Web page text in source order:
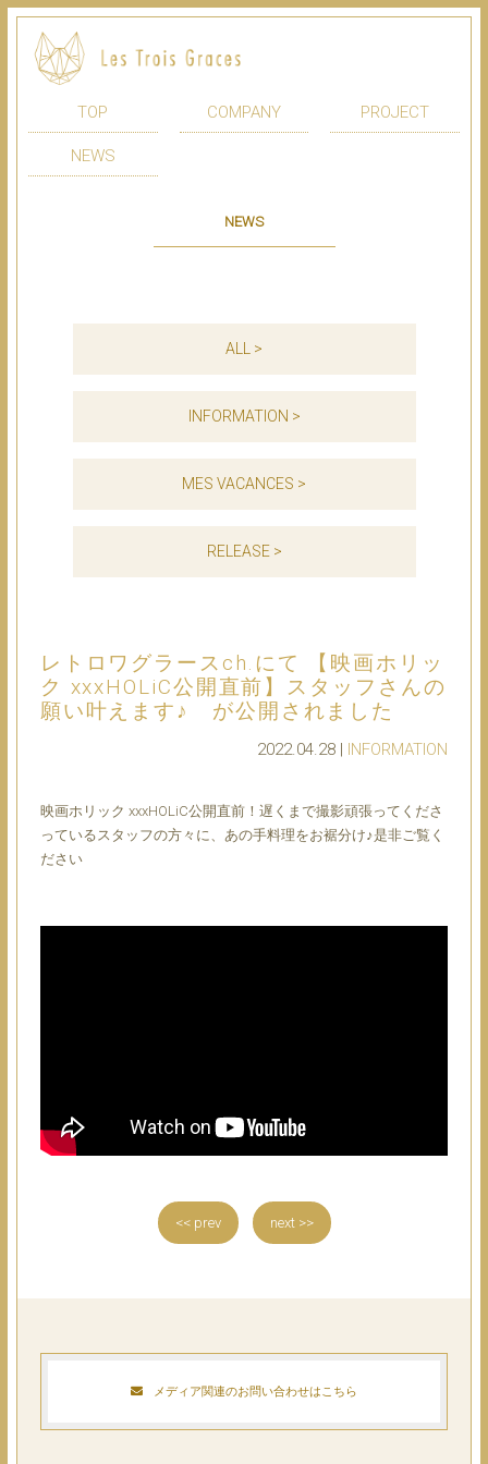
TOP COMPANY PROJECT
NEWS
NEWS
ALL >
INFORMATION >
MES VACANCES >
RELEASE >
レトロワグラースch.にて 【映画ホリッ
ク xxxHOLiC公開直前】スタッフさんの
願い叶えます♪ が公開されました
2022.04.28 | INFORMATION
映画ホリック xxxHOLiC公開直前！遅くまで撮影頑張ってくださ
っているスタッフの方々に、あの手料理をお裾分け♪是非ご覧く
ださい
<< prev next >>
メディア関連のお問い合わせはこちら